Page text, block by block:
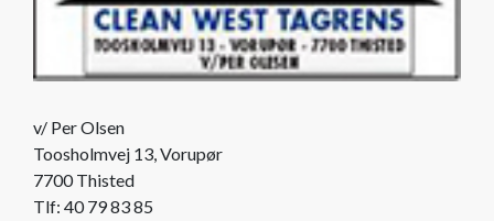
v/ Per Olsen
Toosholmvej 13, Vorupør
7700 Thisted
Tlf: 40 79 83 85